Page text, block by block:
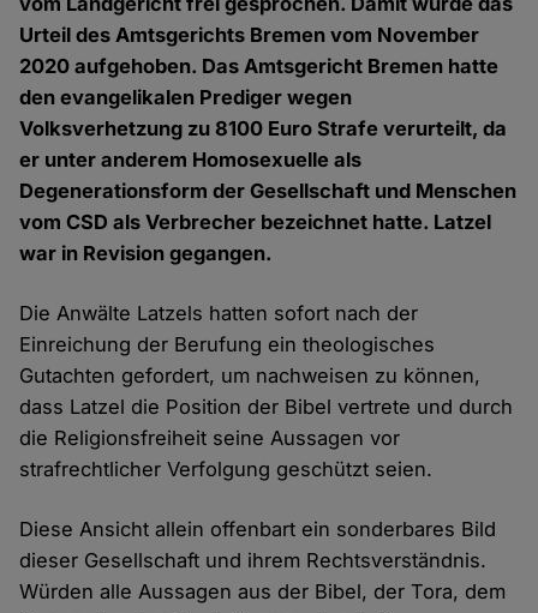
Urteil des Amtsgerichts Bremen vom November
2020 aufgehoben. Das Amtsgericht Bremen hatte
den evangelikalen Prediger wegen
Volksverhetzung zu 8100 Euro Strafe verurteilt, da
er unter anderem Homosexuelle als
Degenerationsform der Gesellschaft und Menschen
vom CSD als Verbrecher bezeichnet hatte. Latzel
war in Revision gegangen.
Die Anwälte Latzels hatten sofort nach der
Einreichung der Berufung ein theologisches
Gutachten gefordert, um nachweisen zu können,
dass Latzel die Position der Bibel vertrete und durch
die Religionsfreiheit seine Aussagen vor
strafrechtlicher Verfolgung geschützt seien.
Diese Ansicht allein offenbart ein sonderbares Bild
dieser Gesellschaft und ihrem Rechtsverständnis.
Würden alle Aussagen aus der Bibel, der Tora, dem